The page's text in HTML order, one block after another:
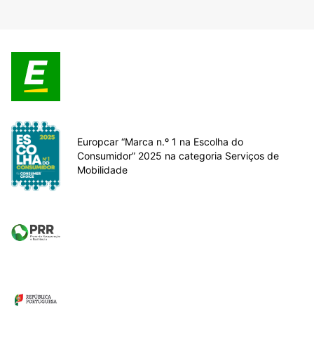
Europcar “Marca n.º 1 na Escolha do
Consumidor” 2025 na categoria Serviços de
Mobilidade